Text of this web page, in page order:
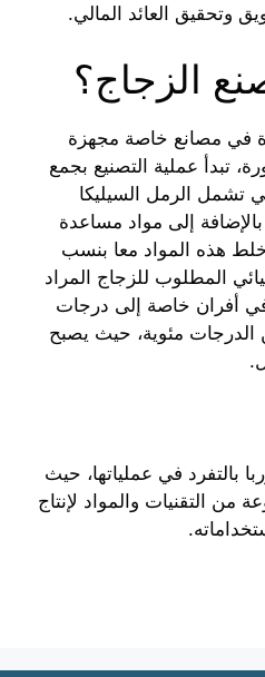
وتحقيق العائد المالي.
الزجاج؟
في مصانع خاصة مجهزة
تبدأ عملية التصنيع بجمع
تشمل الرمل السيليكا
إلى مواد مساعدة
خلط هذه المواد معا بنسب
المطلوب للزجاج المراد
أفران خاصة إلى درجات
مئوية، حيث يصبح
بالتفرد في عملياتها، حيث
من التقنيات والمواد لإنتاج